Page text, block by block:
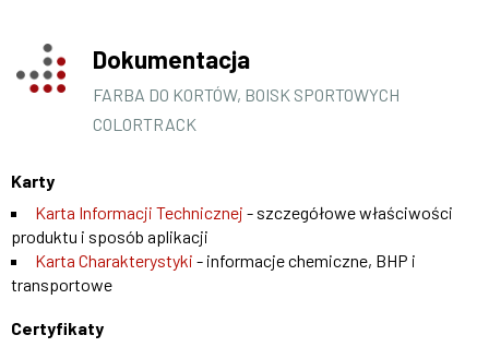
Dokumentacja
FARBA DO KORTÓW, BOISK SPORTOWYCH
COLORTRACK
Karty
Karta Informacji Technicznej - szczegółowe właściwości
produktu i sposób aplikacji
Karta Charakterystyki - informacje chemiczne, BHP i
transportowe
Certyfikaty